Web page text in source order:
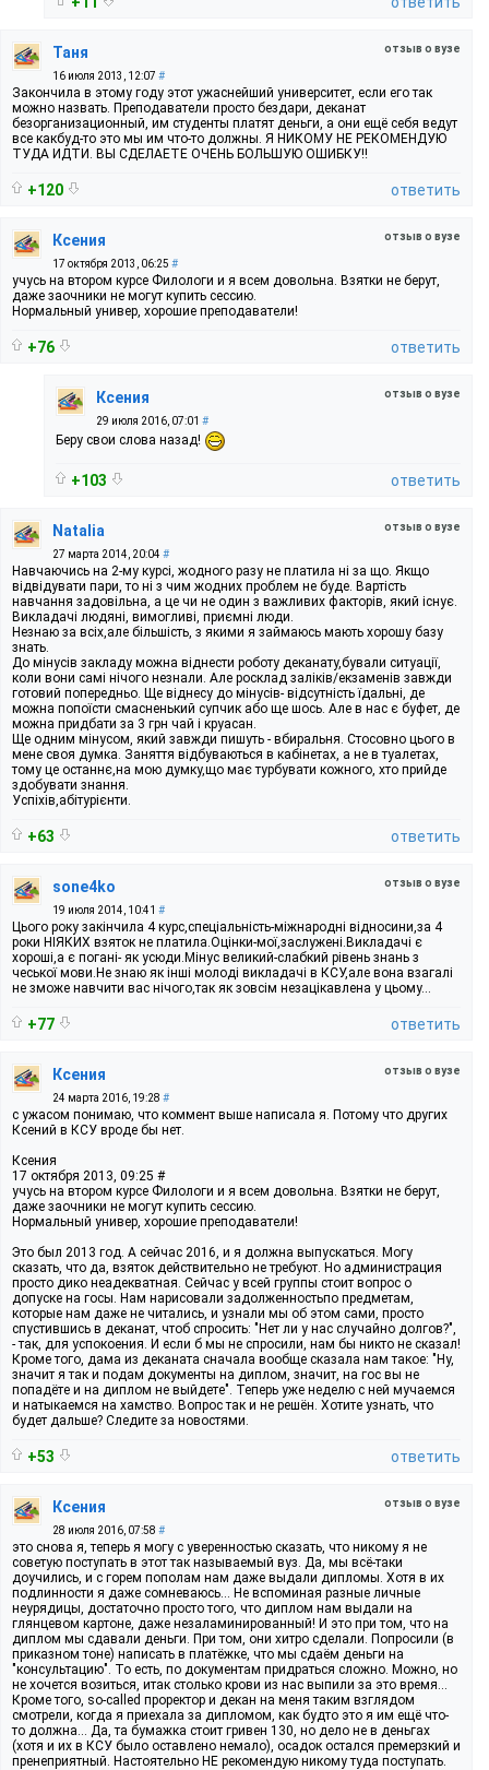
отзыв о вузе
Таня
16 июля 2013, 12:07 #
Закончила в этому году этот ужаснейший университет, если его так
можно назвать. Преподаватели просто бездари, деканат
безорганизационный, им студенты платят деньги, а они ещё себя ведут
все какбуд-то это мы им что-то должны. Я НИКОМУ НЕ РЕКОМЕНДУЮ
ТУДА ИДТИ. ВЫ СДЕЛАЕТЕ ОЧЕНЬ БОЛЬШУЮ ОШИБКУ!!
+120 ответить
отзыв о вузе
Ксения
17 октября 2013, 06:25 #
учусь на втором курсе Филологи и я всем довольна. Взятки не берут,
даже заочники не могут купить сессию.
Нормальный универ, хорошие преподаватели!
+76 ответить
отзыв о вузе
Ксения
29 июля 2016, 07:01 #
Беру свои слова назад!
+103 ответить
отзыв о вузе
Natalia
27 марта 2014, 20:04 #
Навчаючись на 2-му курсі, жодного разу не платила ні за що. Якщо
відвідувати пари, то ні з чим жодних проблем не буде. Вартість
навчання задовільна, а це чи не один з важливих факторів, який існує.
Викладачі людяні, вимогливі, приємні люди.
Незнаю за всіх,але більшість, з якими я займаюсь мають хорошу базу
знать.
До мінусів закладу можна віднести роботу деканату,бували ситуації,
коли вони самі нічого незнали. Але росклад заліків/екзаменів завжди
готовий попередньо. Ще віднесу до мінусів- відсутність їдальні, де
можна попоїсти смасненький супчик або ще шось. Але в нас є буфет, де
можна придбати за 3 грн чай і круасан.
Ще одним мінусом, який завжди пишуть - вбиральня. Стосовно цього в
мене своя думка. Заняття відбуваються в кабінетах, а не в туалетах,
тому це останнє,на мою думку,що має турбувати кожного, хто прийде
здобувати знання.
Успіхів,абітурієнти.
+63 ответить
отзыв о вузе
sone4ko
19 июля 2014, 10:41 #
Цього року закінчила 4 курс,спеціальність-міжнародні відносини,за 4
роки НІЯКИХ взяток не платила.Оцінки-мої,заслужені.Викладачі є
хороші,а є погані- як усюди.Мінус великий-слабкий рівень знань з
чеської мови.Не знаю як інші молоді викладачі в КСУ,але вона взагалі
не зможе навчити вас нічого,так як зовсім незацікавлена у цьому...
+77 ответить
отзыв о вузе
Ксения
24 марта 2016, 19:28 #
с ужасом понимаю, что коммент выше написала я. Потому что других
Ксений в КСУ вроде бы нет.
Ксения
17 октября 2013, 09:25 #
учусь на втором курсе Филологи и я всем довольна. Взятки не берут,
даже заочники не могут купить сессию.
Нормальный универ, хорошие преподаватели!
Это был 2013 год. А сейчас 2016, и я должна выпускаться. Могу
сказать, что да, взяток действительно не требуют. Но администрация
просто дико неадекватная. Сейчас у всей группы стоит вопрос о
допуске на госы. Нам нарисовали задолженностьпо предметам,
которые нам даже не читались, и узнали мы об этом сами, просто
спустившись в деканат, чтоб спросить: "Нет ли у нас случайно долгов?",
- так, для успокоения. И если б мы не спросили, нам бы никто не сказал!
Кроме того, дама из деканата сначала вообще сказала нам такое: "Ну,
значит я так и подам документы на диплом, значит, на гос вы не
попадёте и на диплом не выйдете". Теперь уже неделю с ней мучаемся
и натыкаемся на хамство. Вопрос так и не решён. Хотите узнать, что
будет дальше? Следите за новостями.
+53 ответить
отзыв о вузе
Ксения
28 июля 2016, 07:58 #
это снова я, теперь я могу с уверенностью сказать, что никому я не
советую поступать в этот так называемый вуз. Да, мы всё-таки
доучились, и с горем пополам нам даже выдали дипломы. Хотя в их
подлинности я даже сомневаюсь... Не вспоминая разные личные
неурядицы, достаточно просто того, что диплом нам выдали на
глянцевом картоне, даже незаламинированный! И это при том, что на
диплом мы сдавали деньги. При том, они хитро сделали. Попросили (в
приказном тоне) написать в платёжке, что мы сдаём деньги на
"консультацию". То есть, по документам придраться сложно. Можно, но
не хочется возиться, итак столько крови из нас выпили за это время...
Кроме того, so-called проректор и декан на меня таким взглядом
смотрели, когда я приехала за дипломом, как будто это я им ещё что-
то должна... Да, та бумажка стоит гривен 130, но дело не в деньгах
(хотя и их в КСУ было оставлено немало), осадок остался премерзкий и
пренеприятный. Настоятельно НЕ рекомендую никому туда поступать.